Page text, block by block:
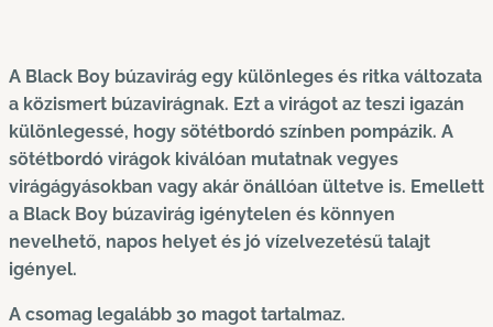
A Black Boy búzavirág egy különleges és ritka változata
a közismert búzavirágnak. Ezt a virágot az teszi igazán
különlegessé, hogy sötétbordó színben pompázik. A
sötétbordó virágok kiválóan mutatnak vegyes
virágágyásokban vagy akár önállóan ültetve is. Emellett
a Black Boy búzavirág igénytelen és könnyen
nevelhető, napos helyet és jó vízelvezetésű talajt
igényel.
A csomag legalább 30 magot tartalmaz.